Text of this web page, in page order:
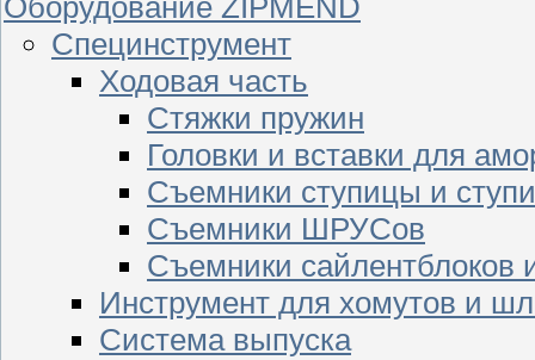
Специнструмент
Ходовая часть
Стяжки пружин
Головки и вставки для
Съемники ступицы и
Съемники ШРУСов
Съемники сайлентблоков
Инструмент для хомутов и
Система выпуска